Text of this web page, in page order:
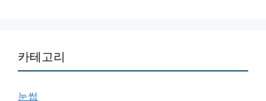
카테고리
눈썹